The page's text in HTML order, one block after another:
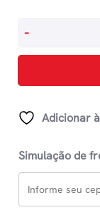
Comfort
15cm
Cores
quantidade
-
Adicionar
Simulação de